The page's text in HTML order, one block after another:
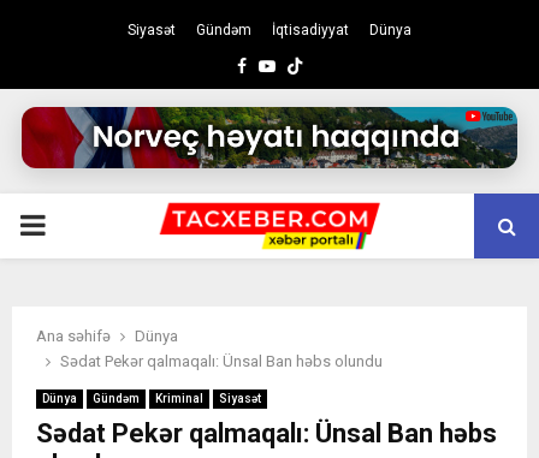
Siyasət Gündəm İqtisadiyyat Dünya
Facebook
Youtube
PRIMARY
Ana səhifə
Dünya
Sədat Pekər qalmaqalı: Ünsal Ban həbs olundu
Dünya Gündəm Kriminal Siyasət
Sədat Pekər qalmaqalı: Ünsal Ban həbs